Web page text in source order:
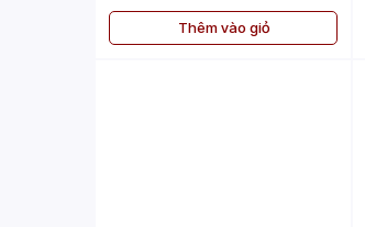
Thêm vào giỏ